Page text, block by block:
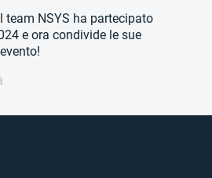
team NSYS ha partecipato
e ora condivide le sue